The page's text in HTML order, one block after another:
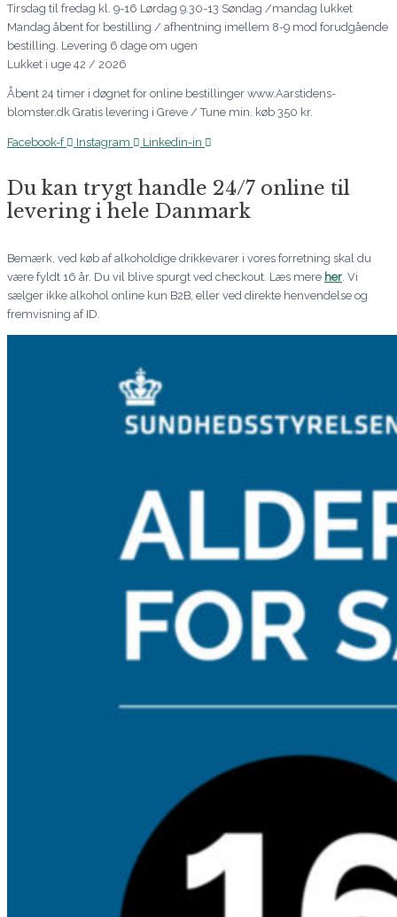
Tirsdag til fredag kl. 9-16 Lørdag 9.30-13 Søndag /mandag lukket
Mandag åbent for bestilling / afhentning imellem 8-9 mod forudgående
bestilling. Levering 6 dage om ugen
Lukket i uge 42 / 2026
Åbent 24 timer i døgnet for online bestillinger www.Aarstidens-
blomster.dk Gratis levering i Greve / Tune min. køb 350 kr.
Facebook-f Instagram Linkedin-in
Du kan trygt handle 24/7 online til
levering i hele Danmark
Bemærk, ved køb af alkoholdige drikkevarer i vores forretning skal du
være fyldt 16 år. Du vil blive spurgt ved checkout. Læs mere her. Vi
sælger ikke alkohol online kun B2B, eller ved direkte henvendelse og
fremvisning af ID.